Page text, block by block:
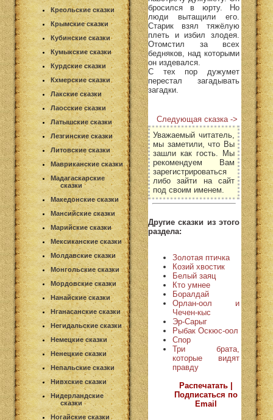
Креольские сказки
Крымские сказки
Кубинские сказки
Кумыкские сказки
Курдские сказки
Кхмерские сказки
Лакские сказки
Лаосские сказки
Латышские сказки
Лезгинские сказки
Литовские сказки
Мавриканские сказки
Мадагаскарские
сказки
Македонские сказки
Мансийские сказки
Марийские сказки
Мексиканские сказки
Молдавские сказки
Монгольские сказки
Мордовские сказки
Нанайские сказки
Нганасанские сказки
Негидальские сказки
Немецкие сказки
Ненецкие сказки
Непальские сказки
Нивхские сказки
Нидерландские
сказки
Ногайские сказки
бросился в юрту. Но
люди вытащили его.
Старик взял тяжёлую
плеть и избил злодея.
Отомстил за всех
бедняков, над которыми
он издевался.
С тех пор дужумет
перестал загадывать
загадки.
Следующая сказка ->
Уважаемый читатель,
мы заметили, что Вы
зашли как гость. Мы
рекомендуем Вам
зарегистрироваться
либо зайти на сайт
под своим именем.
Другие сказки из этого
раздела:
Золотая птичка
Козий хвостик
Белый заяц
Кто умнее
Боралдай
Орлан-оол и
Чечен-кыс
Эр-Сарыг
Рыбак Оскюс-оол
Спор
Три брата,
которые видят
правду
Распечатать |
Подписаться по
Email